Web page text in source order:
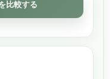
比較する